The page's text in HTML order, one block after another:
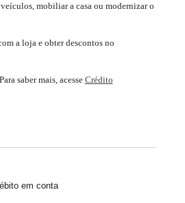
mobiliar a casa ou modernizar o
a loja e obter descontos no
saber mais, acesse Crédito
em conta